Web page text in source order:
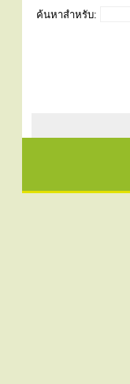
ค้นหาสำหรับ: